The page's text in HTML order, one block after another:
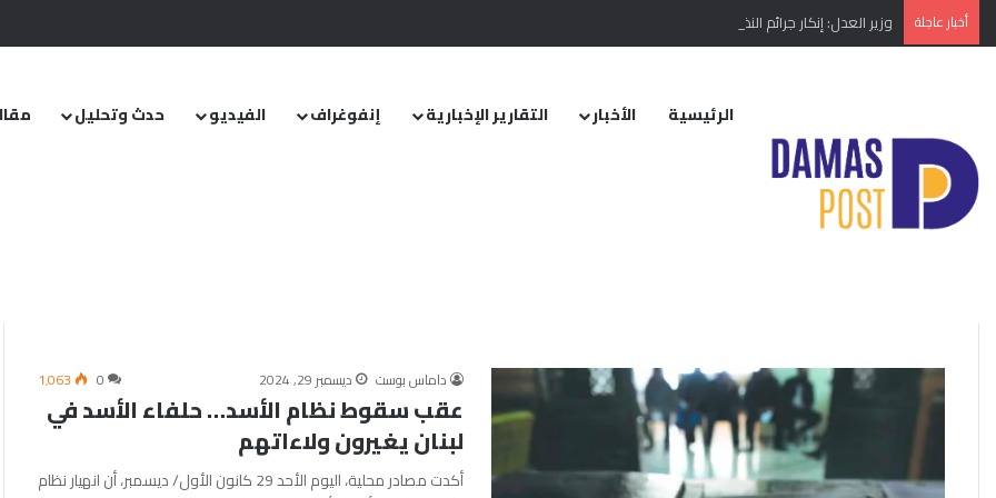
أخبار عاجلة وزير العدل: إنكار جرائم النظام البائد أو تبريرها مخالفة دستورية.. ومشروع قانون خاص إلى مجلس الشعب
الرئيسية الأخبار التقارير الإخبارية إنفوغراف الفيديو حدث وتحليل
الرئيسية/الإعلاميين
الإعلاميين
داماس بوست ديسمبر 29, 2024 0 1٬063
عقب سقوط نظام الأسد… حلفاء الأسد في
لبنان يغيرون ولاءاتهم
أكدت مصادر محلية، اليوم الأحد 29 كانون الأول/ ديسمبر، أن انهيار نظام